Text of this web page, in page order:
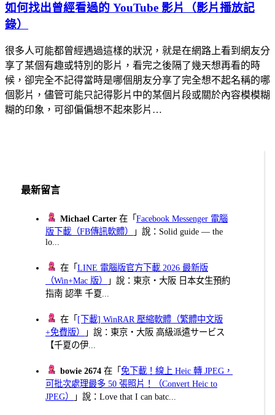
如何找出曾經看過的 YouTube 影片（影片播放記
錄）
很多人可能都曾經遇過這樣的狀況，就是在網路上看到網友分
享了某個有趣或特別的影片，看完之後隔了幾天想再看的時
候，卻完全不記得當時是哪個朋友分享了完全想不起名稱的哪
個影片，儘管可能只記得影片中的某個片段或關於內容模模糊
糊的印象，可卻偏偏想不起來影片…
最新留言
Michael Carter 在「Facebook Messenger 電腦
版下載（FB傳訊軟體）
」說：Solid guide — the
lo...
在「LINE 電腦版官方下載 2026 最新版
（Win+Mac 版）
」說：東京・大阪 日本女生預約
指南 認準 千夏...
在「 [下載] WinRAR 壓縮軟體（繁體中文版
+免費版）
」說：東京・大阪 高級派遣サービス
【千夏の伊...
bowie 2674 在「免下載！線上 Heic 轉 JPEG，
可批次處理最多 50 張照片！（Convert Heic to
JPEG）
」說：Love that I can batc...